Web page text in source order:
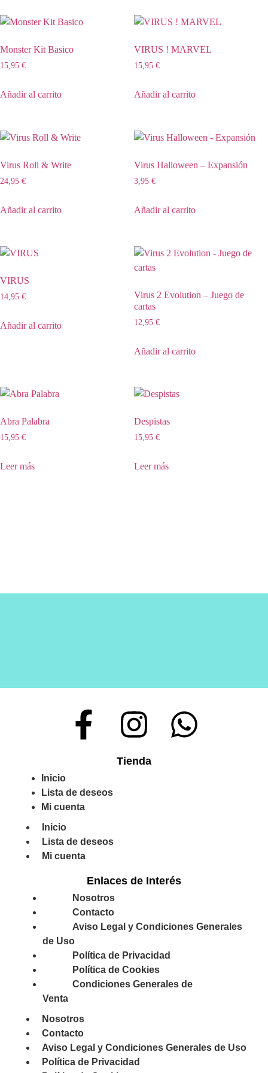
Monster Kit Basico
15,95 €
Añadir al carrito
VIRUS ! MARVEL
15,95 €
Añadir al carrito
Virus Roll & Write
24,95 €
Añadir al carrito
Virus Halloween – Expansión
3,95 €
Añadir al carrito
VIRUS
14,95 €
Añadir al carrito
Virus 2 Evolution – Juego de
cartas
12,95 €
Añadir al carrito
Abra Palabra
15,95 €
Leer más
Despistas
15,95 €
Leer más
Tienda
Inicio
Lista de deseos
Mi cuenta
Inicio
Lista de deseos
Mi cuenta
Enlaces de Interés
Nosotros
Contacto
Aviso Legal y Condiciones Generales
de Uso
Política de Privacidad
Política de Cookies
Condiciones Generales de
Venta
Nosotros
Contacto
Aviso Legal y Condiciones Generales de Uso
Política de Privacidad